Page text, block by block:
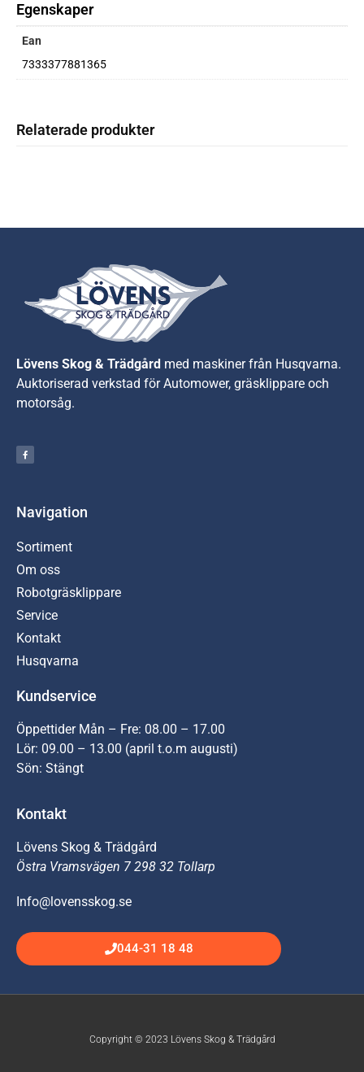
Egenskaper
Ean
7333377881365
Relaterade produkter
Lövens Skog & Trädgård med maskiner från Husqvarna.
Auktoriserad verkstad för Automower, gräsklippare och
motorsåg.
Navigation
Sortiment
Om oss
Robotgräsklippare
Service
Kontakt
Husqvarna
Kundservice
Öppettider Mån – Fre: 08.00 – 17.00
Lör: 09.00 – 13.00 (april t.o.m augusti)
Sön: Stängt
Kontakt
Lövens Skog & Trädgård
Östra Vramsvägen 7 298 32 Tollarp
Info@lovensskog.se
044-31 18 48
Copyright © 2023 Lövens Skog & Trädgård